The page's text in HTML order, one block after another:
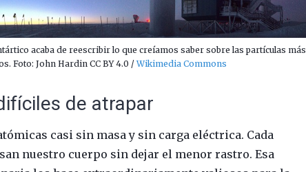
acaba de reescribir lo que creíamos saber sobre las partículas más
Foto: John Hardin CC BY 4.0 /Wikimedia Commons
de atrapar
casi sin masa y sin carga eléctrica. Cada
nuestro cuerpo sin dejar el menor rastro. Esa